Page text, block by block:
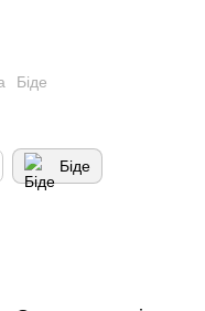
Біде
Біде